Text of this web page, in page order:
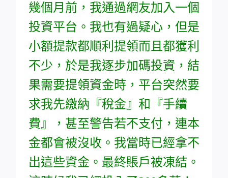
幾個月前，我通過網友加入一個
投資平台。我也有過疑心，但是
小額提款都順利提領而且都獲利
不少，於是我逐步加碼投資，結
果需要提領資金時，平台突然要
求我先繳納『稅金』和『手續
費』，甚至警告若不支付，連本
金都會被沒收。我當時已經拿不
出這些資金。最終賬戶被凍結。